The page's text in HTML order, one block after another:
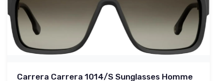
Carrera Carrera 1014/S Sunglasses Homme